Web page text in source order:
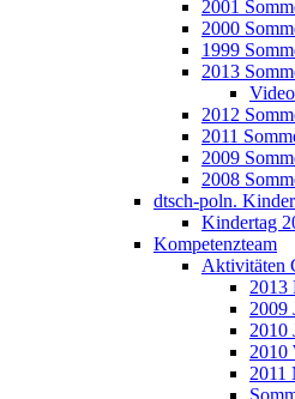
2001
2000
1999
2013
2012
2011
2009
2008
dtsch-poln.
Kindertag
Kompetenzteam
Aktivitäten
2013
2009
2010
2010
2011